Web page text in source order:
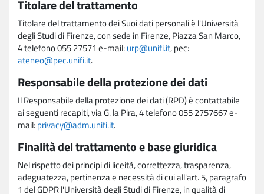
Titolare del trattamento
Titolare del trattamento dei Suoi dati personali è l'Università
degli Studi di Firenze, con sede in Firenze, Piazza San Marco,
4 telefono 055 27571 e-mail:urp@unifi.it, pec:
ateneo@pec.unifi.it.
Responsabile della protezione dei dati
Il Responsabile della protezione dei dati (RPD) è contattabile
ai seguenti recapiti, via G. la Pira, 4 telefono 055 2757667 e-
mail:privacy@adm.unifi.it.
Finalità del trattamento e base giuridica
Nel rispetto dei principi di liceità, correttezza, trasparenza,
adeguatezza, pertinenza e necessità di cui all'art. 5, paragrafo
1 del GDPR l'Università degli Studi di Firenze, in qualità di